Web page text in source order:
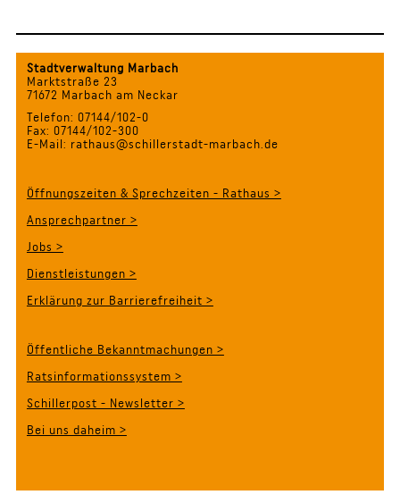
Stadtverwaltung Marbach
Marktstraße 23
71672 Marbach am Neckar
Telefon: 07144/102-0
Fax: 07144/102-300
E-Mail: rathaus@schillerstadt-marbach.de
Öffnungszeiten & Sprechzeiten - Rathaus >
Ansprechpartner >
Jobs >
Dienstleistungen >
Erklärung zur Barrierefreiheit >
Öffentliche Bekanntmachungen >
Ratsinformationssystem >
Schillerpost - Newsletter >
Bei uns daheim >